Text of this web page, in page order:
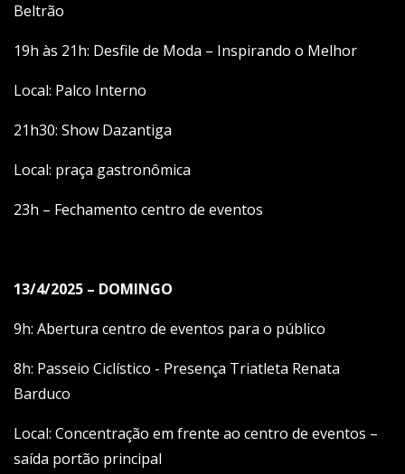
Beltrão
19h às 21h: Desfile de Moda – Inspirando o Melhor
Local: Palco Interno
21h30: Show Dazantiga
Local: praça gastronômica
23h – Fechamento centro de eventos
13/4/2025 – DOMINGO
9h: Abertura centro de eventos para o público
8h: Passeio Ciclístico - Presença Triatleta Renata
Barduco
Local: Concentração em frente ao centro de eventos –
saída portão principal